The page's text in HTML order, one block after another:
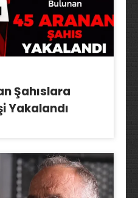
Şahıslara
Yakalandı